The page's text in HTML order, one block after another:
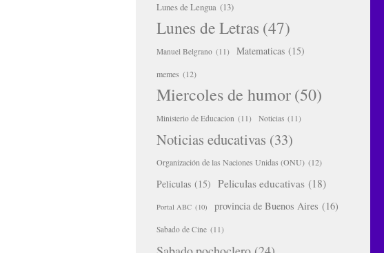
Lunes de Lengua (13)
Lunes de Letras (47)
Manuel Belgrano (11) Matematicas (15)
memes (12)
Miercoles de humor(50)
Ministerio de Educacion (11) Noticias (11)
Noticias educativas (33)
Organización de las Naciones Unidas (ONU) (12)
Peliculas (15) Peliculas educativas (18)
Portal ABC (10) provincia de Buenos Aires (16)
Sabado de Cine (11)